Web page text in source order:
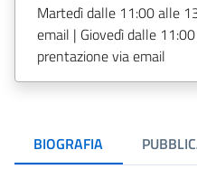
Martedì dalle 11:00 alle
email | Giovedì dalle
prentazione via email
BIOGRAFIA